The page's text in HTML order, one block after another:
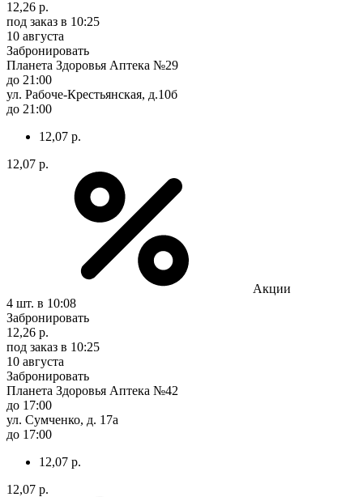
12,26 р.
под заказ в 10:25
10 августа
Забронировать
Планета Здоровья Аптека №29
до 21:00
ул. Рабоче-Крестьянская, д.10б
до 21:00
12,07 р.
12,07 р.
Акции
4 шт. в 10:08
Забронировать
12,26 р.
под заказ в 10:25
10 августа
Забронировать
Планета Здоровья Аптека №42
до 17:00
ул. Сумченко, д. 17а
до 17:00
12,07 р.
12,07 р.